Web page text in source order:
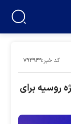
کد خبر:۷۹۳۹۴۹
روسیه برای